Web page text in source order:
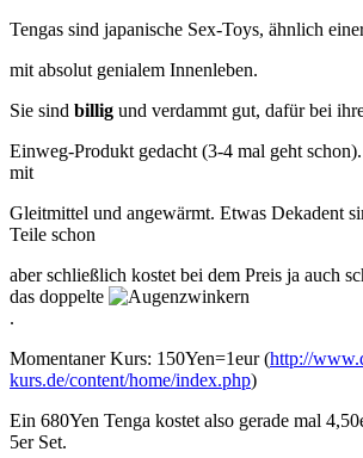
Tengas sind japanische Sex-Toys, ähnlich
mit absolut genialem Innenleben.
Sie sind billig und verdammt gut, dafür bei
Einweg-Produkt gedacht (3-4 mal geht
mit
Gleitmittel und angewärmt. Etwas Dekadent
Teile schon
aber schließlich kostet bei dem Preis ja auch
das doppelte
.
Momentaner Kurs: 150Yen=1eur (http://
kurs.de/content/home/index.php)
Ein 680Yen Tenga kostet also gerade mal
5er Set.